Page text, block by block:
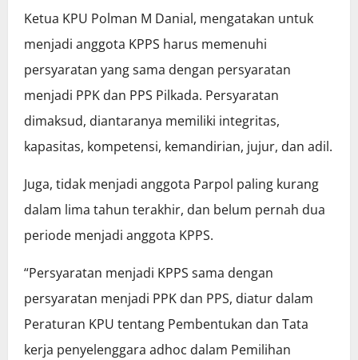
Ketua KPU Polman M Danial, mengatakan untuk
menjadi anggota KPPS harus memenuhi
persyaratan yang sama dengan persyaratan
menjadi PPK dan PPS Pilkada. Persyaratan
dimaksud, diantaranya memiliki integritas,
kapasitas, kompetensi, kemandirian, jujur, dan adil.
Juga, tidak menjadi anggota Parpol paling kurang
dalam lima tahun terakhir, dan belum pernah dua
periode menjadi anggota KPPS.
“Persyaratan menjadi KPPS sama dengan
persyaratan menjadi PPK dan PPS, diatur dalam
Peraturan KPU tentang Pembentukan dan Tata
kerja penyelenggara adhoc dalam Pemilihan